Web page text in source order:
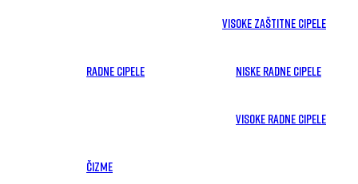
Visoke zaštitne cipele
RADNE CIPELE Niske radne cipele
Visoke radne cipele
ČIZME